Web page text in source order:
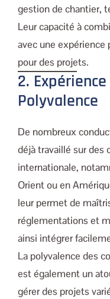
gestion de chantier,
Leur capacité à
avec une expérience
pour des projets.
2.
Polyvalence
De nombreux
déjà travaillé sur des
internationale,
Orient ou en
leur permet de
réglementations et
ainsi intégrer
La polyvalence des
est également un
gérer des projets